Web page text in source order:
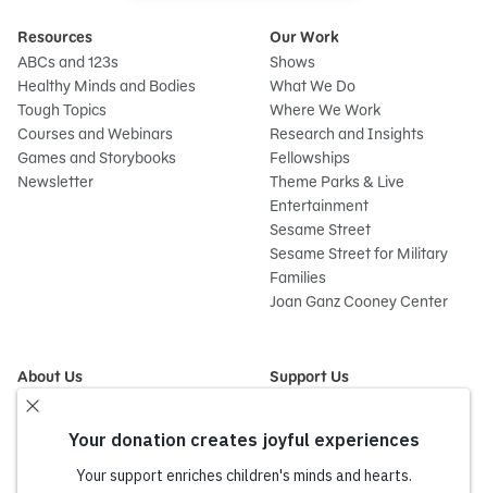
Resources
ABCs and 123s
Healthy Minds and Bodies
Tough Topics
Courses and Webinars
Games and Storybooks
Newsletter
Our Work
Shows
What We Do
Where We Work
Research and Insights
Fellowships
Theme Parks & Live
Entertainment
Sesame Street
Sesame Street for Military
Families
Joan Ganz Cooney Center
About Us
Mission and History
Financials
Partners
Support Us
Giving
Impact Report